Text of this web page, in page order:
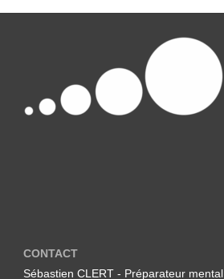
N
Performance
et du Bien-
être
CONTACT
Sébastien CLERT - Préparateur mental